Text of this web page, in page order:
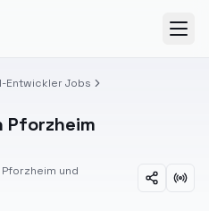
Entwickler Jobs
Pforzheim
und